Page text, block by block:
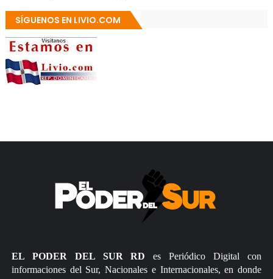
SÍGUENOS EN LIVIO.COM
EL PODER DEL SUR RD es Periódico Digital con
informaciones del Sur, Nacionales e Internacionales, en donde